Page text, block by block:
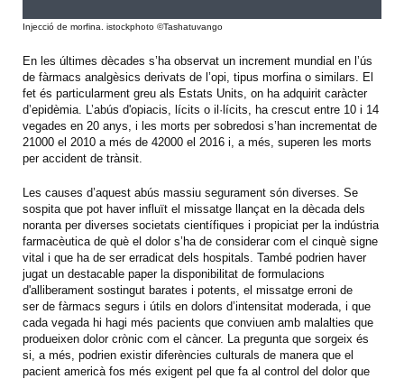
Injecció de morfina. istockphoto ©Tashatuvango
En les últimes dècades s’ha observat un increment mundial en l’ús
de fàrmacs analgèsics derivats de l’opi, tipus morfina o similars. El
fet és particularment greu als Estats Units, on ha adquirit caràcter
d’epidèmia. L’abús d'opiacis, lícits o il·lícits, ha crescut entre 10 i 14
vegades en 20 anys, i les morts per sobredosi s’han incrementat de
21000 el 2010 a més de 42000 el 2016 i, a més, superen les morts
per accident de trànsit.
Les causes d’aquest abús massiu segurament són diverses. Se
sospita que pot haver influït el missatge llançat en la dècada dels
noranta per diverses societats científiques i propiciat per la indústria
farmacèutica de què el dolor s’ha de considerar com el cinquè signe
vital i que ha de ser erradicat dels hospitals. També podrien haver
jugat un destacable paper la disponibilitat de formulacions
d'alliberament sostingut barates i potents, el missatge erroni de
ser de fàrmacs segurs i útils en dolors d’intensitat moderada, i que
cada vegada hi hagi més pacients que conviuen amb malalties que
produeixen dolor crònic com el càncer. La pregunta que sorgeix és
si, a més, podrien existir diferències culturals de manera que el
pacient americà fos més exigent pel que fa al control del dolor que